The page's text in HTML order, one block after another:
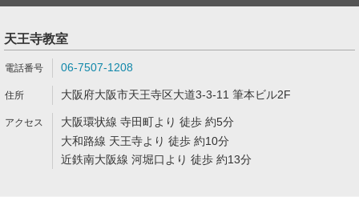
天王寺教室
06-7507-1208
大阪府大阪市天王寺区大道3-3-11 筆本ビル2F
大阪環状線 寺田町より 徒歩 約5分
大和路線 天王寺より 徒歩 約10分
近鉄南大阪線 河堀口より 徒歩 約13分